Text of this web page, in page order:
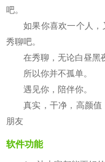
吧。
如果你喜欢一个人
秀聊吧。
在秀聊，无论白昼黑
所以你并不孤单。
遇见你，陪伴你。
真实，干净，高颜
朋友
软件功能